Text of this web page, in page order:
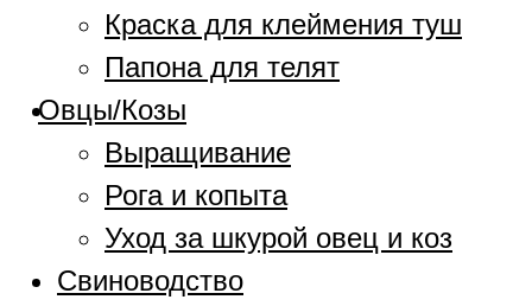
Краска для клеймения туш
Папона для телят
Овцы/Козы
Выращивание
Рога и копыта
Уход за шкурой овец и коз
Свиноводство